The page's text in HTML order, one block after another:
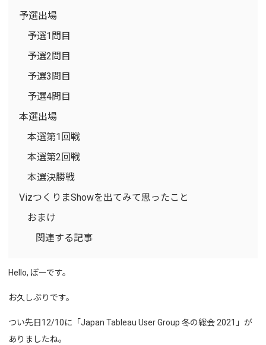
予選出場
予選1問目
予選2問目
予選3問目
予選4問目
本選出場
本選第1回戦
本選第2回戦
本選決勝戦
VizつくりまShowを出てみて思ったこと
おまけ
関連する記事
Hello, ぼーです。
お久しぶりです。
つい先日12/10に「Japan Tableau User Group 冬の総会 2021」が
ありましたね。